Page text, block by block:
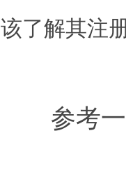
该了解其注
参考一